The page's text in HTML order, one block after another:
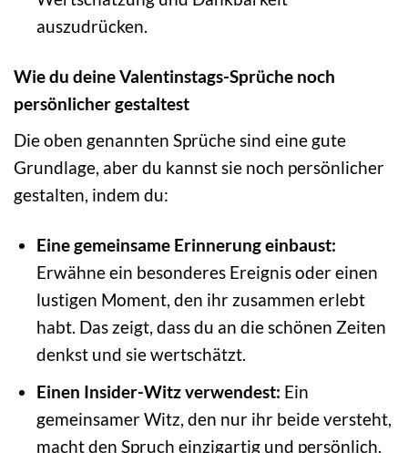
auszudrücken.
Wie du deine Valentinstags-Sprüche noch
persönlicher gestaltest
Die oben genannten Sprüche sind eine gute
Grundlage, aber du kannst sie noch persönlicher
gestalten, indem du:
Eine gemeinsame Erinnerung einbaust:
Erwähne ein besonderes Ereignis oder einen
lustigen Moment, den ihr zusammen erlebt
habt. Das zeigt, dass du an die schönen Zeiten
denkst und sie wertschätzt.
Einen Insider-Witz verwendest: Ein
gemeinsamer Witz, den nur ihr beide versteht,
macht den Spruch einzigartig und persönlich.